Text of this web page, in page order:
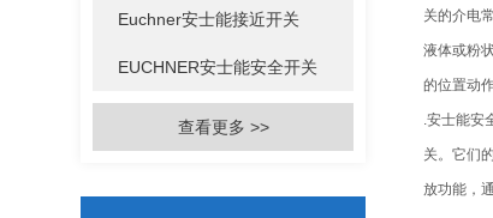
Euchner安士能接近开关
EUCHNER安士能安全开关
查看更多 >>
关的介电
液体或粉
的位置动作
.安士能安
关。它们
放功能，